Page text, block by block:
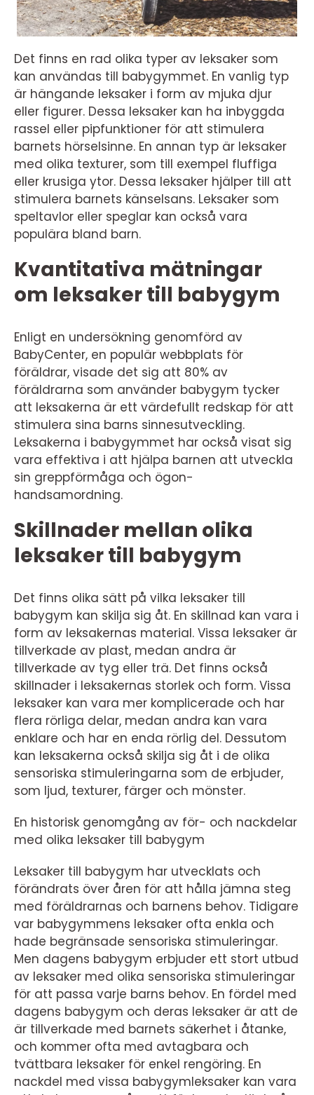
Det finns en rad olika typer av leksaker som
kan användas till babygymmet. En vanlig typ
är hängande leksaker i form av mjuka djur
eller figurer. Dessa leksaker kan ha inbyggda
rassel eller pipfunktioner för att stimulera
barnets hörselsinne. En annan typ är leksaker
med olika texturer, som till exempel fluffiga
eller krusiga ytor. Dessa leksaker hjälper till att
stimulera barnets känselsans. Leksaker som
speltavlor eller speglar kan också vara
populära bland barn.
Kvantitativa mätningar
om leksaker till babygym
Enligt en undersökning genomförd av
BabyCenter, en populär webbplats för
föräldrar, visade det sig att 80% av
föräldrarna som använder babygym tycker
att leksakerna är ett värdefullt redskap för att
stimulera sina barns sinnesutveckling.
Leksakerna i babygymmet har också visat sig
vara effektiva i att hjälpa barnen att utveckla
sin greppförmåga och ögon-
handsamordning.
Skillnader mellan olika
leksaker till babygym
Det finns olika sätt på vilka leksaker till
babygym kan skilja sig åt. En skillnad kan vara i
form av leksakernas material. Vissa leksaker är
tillverkade av plast, medan andra är
tillverkade av tyg eller trä. Det finns också
skillnader i leksakernas storlek och form. Vissa
leksaker kan vara mer komplicerade och har
flera rörliga delar, medan andra kan vara
enklare och har en enda rörlig del. Dessutom
kan leksakerna också skilja sig åt i de olika
sensoriska stimuleringarna som de erbjuder,
som ljud, texturer, färger och mönster.
En historisk genomgång av för- och nackdelar
med olika leksaker till babygym
Leksaker till babygym har utvecklats och
förändrats över åren för att hålla jämna steg
med föräldrarnas och barnens behov. Tidigare
var babygymmens leksaker ofta enkla och
hade begränsade sensoriska stimuleringar.
Men dagens babygym erbjuder ett stort utbud
av leksaker med olika sensoriska stimuleringar
för att passa varje barns behov. En fördel med
dagens babygym och deras leksaker är att de
är tillverkade med barnets säkerhet i åtanke,
och kommer ofta med avtagbara och
tvättbara leksaker för enkel rengöring. En
nackdel med vissa babygymleksaker kan vara